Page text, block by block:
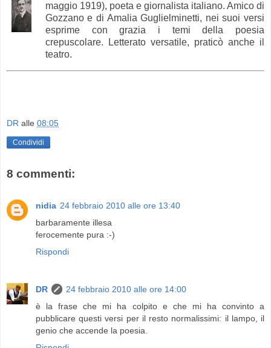
maggio 1919), poeta e giornalista italiano. Amico di
Gozzano e di Amalia Guglielminetti, nei suoi versi
esprime con grazia i temi della poesia
crepuscolare. Letterato versatile, praticò anche il
teatro.
DR alle 08:05
Condividi
8 commenti:
nidia 24 febbraio 2010 alle ore 13:40
barbaramente illesa
ferocemente pura :-)
Rispondi
DR
24 febbraio 2010 alle ore 14:00
è la frase che mi ha colpito e che mi ha convinto a
pubblicare questi versi per il resto normalissimi: il lampo, il
genio che accende la poesia.